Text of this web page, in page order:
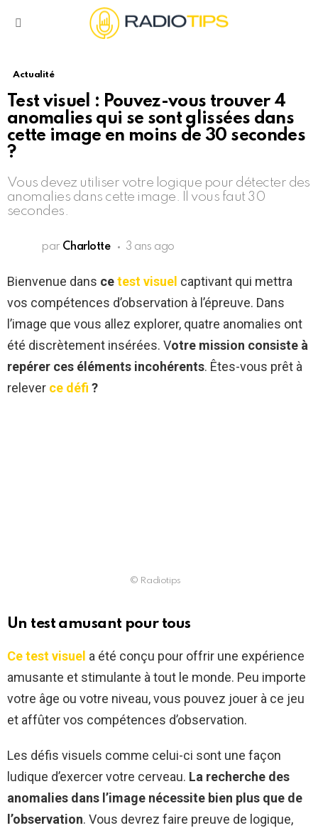
Actualité
Test visuel : Pouvez-vous trouver 4
anomalies qui se sont glissées dans
cette image en moins de 30 secondes
?
Vous devez utiliser votre logique pour détecter des
anomalies dans cette image. Il vous faut 30
secondes.
par Charlotte 3 ans ago
Bienvenue dans cetest visuel captivant qui mettra
vos compétences d’observation à l’épreuve. Dans
l’image que vous allez explorer, quatre anomalies ont
été discrètement insérées. Votre mission consiste à
repérer ces éléments incohérents. Êtes-vous prêt à
relever ce défi ?
© Radiotips
Un test amusant pour tous
Ce test visuel a été conçu pour offrir une expérience
amusante et stimulante à tout le monde. Peu importe
votre âge ou votre niveau, vous pouvez jouer à ce jeu
et affûter vos compétences d’observation.
Les défis visuels comme celui-ci sont une façon
ludique d’exercer votre cerveau. La recherche des
anomalies dans l’image nécessite bien plus que de
l’observation. Vous devrez faire preuve de logique,